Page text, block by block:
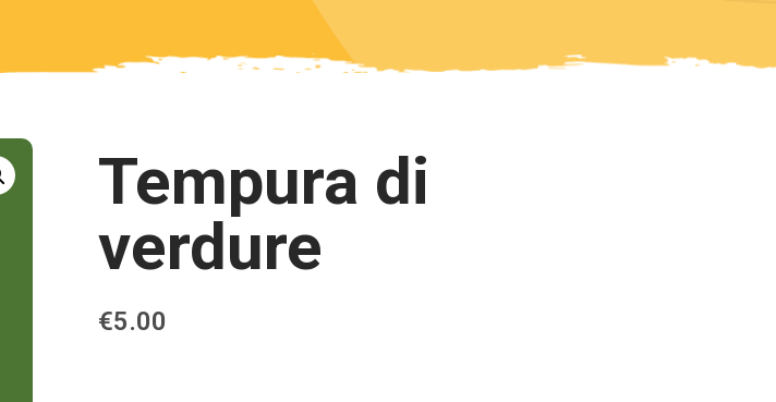
Tempura di
verdure
€5.00